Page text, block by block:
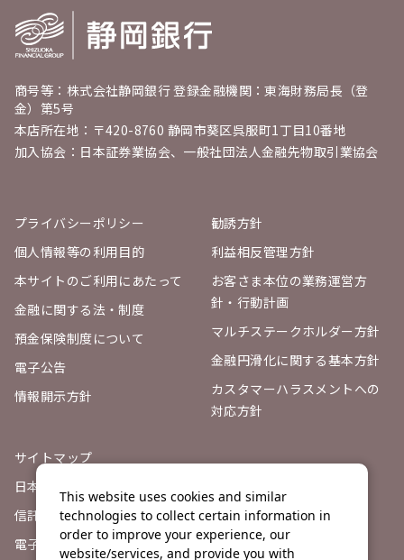
商号等：株式会社静岡銀行 登録金融機関：東海財務局長（登
金）第5号
本店所在地：〒420-8760 静岡市葵区呉服町1丁目10番地
加入協会：日本証券業協会、一般社団法人金融先物取引業協会
プライバシーポリシー
個人情報等の利用目的
本サイトのご利用にあたって
金融に関する法・制度
預金保険制度について
電子公告
情報開示方針
勧誘方針
利益相反管理方針
お客さま本位の業務運営方
針・行動計画
マルチステークホルダー方針
金融円滑化に関する基本方針
カスタマーハラスメントへの
対応方針
サイトマップ
日本証券業協会
信託契約代理店登録票
電子決済等代行業者との連携
This website uses cookies and similar
technologies to collect certain information in
order to improve your experience, our
website/services, and provide you with